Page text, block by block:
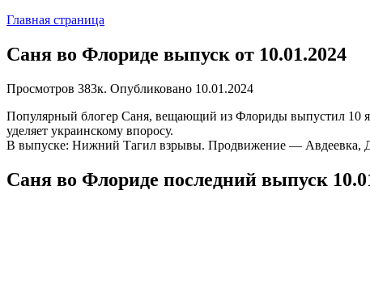
Главная страница
Саня во Флориде выпуск от 10.01.2024
Просмотров 383к. Опубликовано 10.01.2024
Популярный блогер Саня, вещающий из Флориды выпустил 10
уделяет украинскому впоросу.
В выпуске: Нижний Тагил взрывы. Продвижение — Авдеевка,
Саня во Флориде последний выпуск